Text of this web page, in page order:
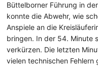
Büttelborner Führung in
konnte die Abwehr, wie
Anspiele an die
bringen. In der 54. Minute
verkürzen. Die letzten
vielen technischen